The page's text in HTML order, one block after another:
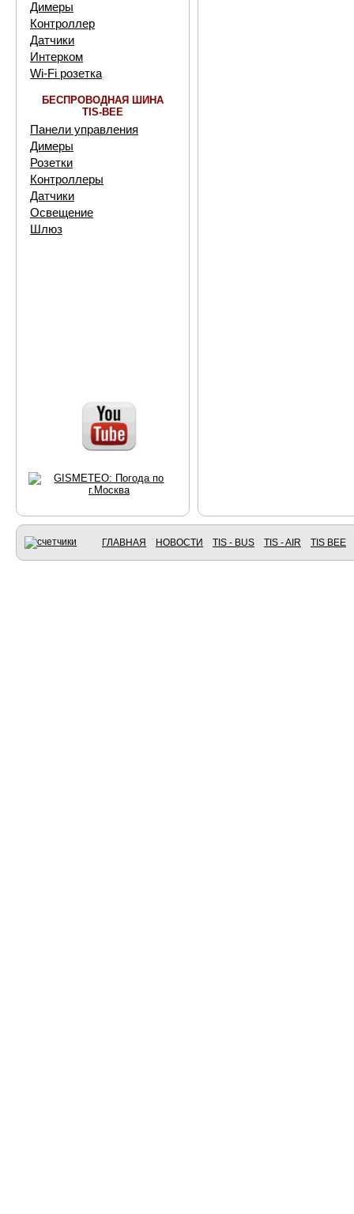
Димеры
Контроллер
Датчики
Интерком
Wi-Fi розетка
БЕСПРОВОДНАЯ ШИНА
TIS-BEE
Панели управления
Димеры
Розетки
Контроллеры
Датчики
Освещение
Шлюз
ГЛАВНАЯ НОВОСТИ TIS - BUS TIS - AIR TIS BEE